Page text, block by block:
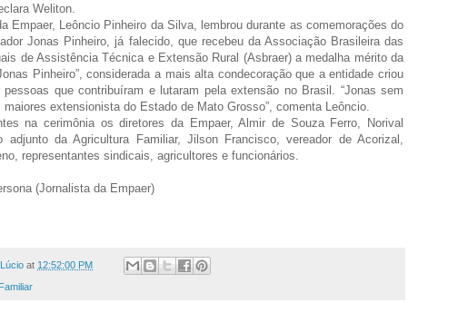
Weliton.
Empaer, Leôncio Pinheiro da Silva, lembrou durante as comemorações do
Jonas Pinheiro, já falecido, que recebeu da Associação Brasileira das
de Assistência Técnica e Extensão Rural (Asbraer) a medalha mérito da
Pinheiro”, considerada a mais alta condecoração que a entidade criou
pessoas que contribuíram e lutaram pela extensão no Brasil. “Jonas sem
extensionista do Estado de Mato Grosso”, comenta Leôncio.
na cerimônia os diretores da Empaer, Almir de Souza Ferro, Norival
adjunto da Agricultura Familiar, Jilson Francisco, vereador de Acorizal,
representantes sindicais, agricultores e funcionários.
(Jornalista da Empaer)
at 12:52:00 PM